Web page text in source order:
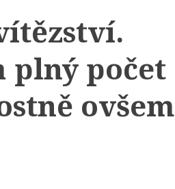
plný počet
ovšem